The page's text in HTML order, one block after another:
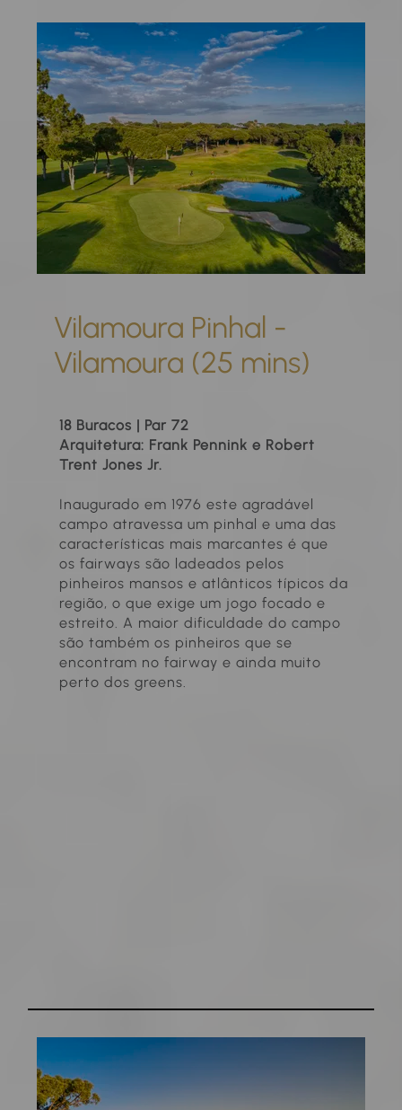
Vilamoura Pinhal -
Vilamoura (25 mins)
18 Buracos | Par 72
Arquitetura: Frank Pennink e Robert
Trent Jones Jr.
Inaugurado em 1976 este agradável
campo atravessa um pinhal e uma das
características mais marcantes é que
os fairways são ladeados pelos
pinheiros mansos e atlânticos típicos da
região, o que exige um jogo focado e
estreito. A maior dificuldade do campo
são também os pinheiros que se
encontram no fairway e ainda muito
perto dos greens.